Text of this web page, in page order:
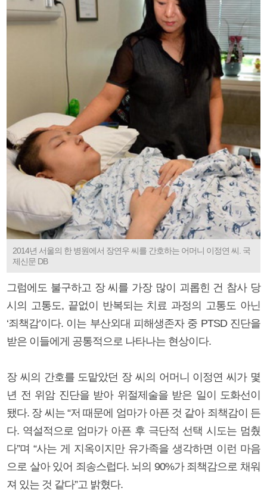
2014년 서울의 한 병원에서 장연우 씨를 간호하는 어머니 이정연 씨. 국
제신문 DB
그럼에도 불구하고 장 씨를 가장 많이 괴롭힌 건 참사 당
시의 고통도, 끝없이 반복되는 치료 과정의 고통도 아닌
‘죄책감’이다. 이는 부산외대 피해생존자 중 PTSD 진단을
받은 이들에게 공통적으로 나타나는 현상이다.
장 씨의 간호를 도맡았던 장 씨의 어머니 이정연 씨가 몇
년 전 위암 진단을 받아 위절제술을 받은 일이 도화선이
됐다. 장 씨는 “저 때문에 엄마가 아픈 것 같아 죄책감이 든
다. 역설적으로 엄마가 아픈 후 극단적 선택 시도는 멈췄
다”며 “사는 게 지옥이지만 유가족을 생각하면 이런 마음
으로 살아 있어 죄송스럽다. 뇌의 90%가 죄책감으로 채워
져 있는 것 같다”고 밝혔다.